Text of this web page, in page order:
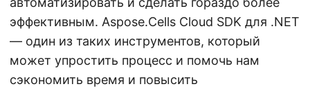
эффективным. Aspose.Cells Cloud SDK для .NET
— один из таких инструментов, который
может упростить процесс и помочь нам
сэкономить время и повысить